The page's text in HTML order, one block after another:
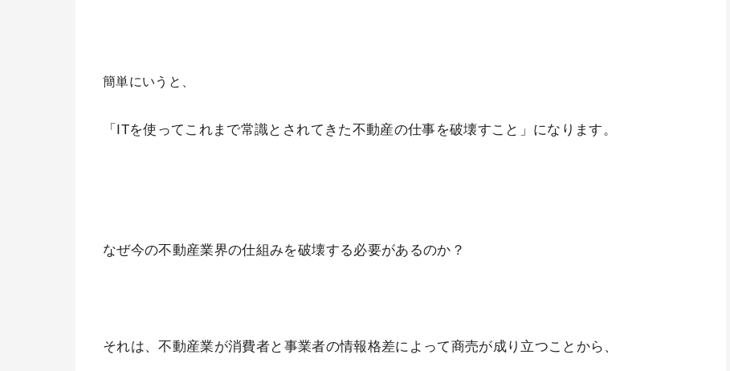
簡単にいうと、
「ITを使ってこれまで常識とされてきた不動産の仕事を破壊すこと」になります。
なぜ今の不動産業界の仕組みを破壊する必要があるのか？
それは、不動産業が消費者と事業者の情報格差によって商売が成り立つことから、